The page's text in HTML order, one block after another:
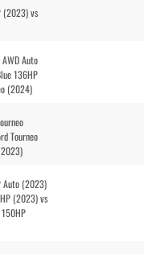
(2023) vs
Auto
136HP
(2024)
Tourneo
Auto (2023)
(2023) vs